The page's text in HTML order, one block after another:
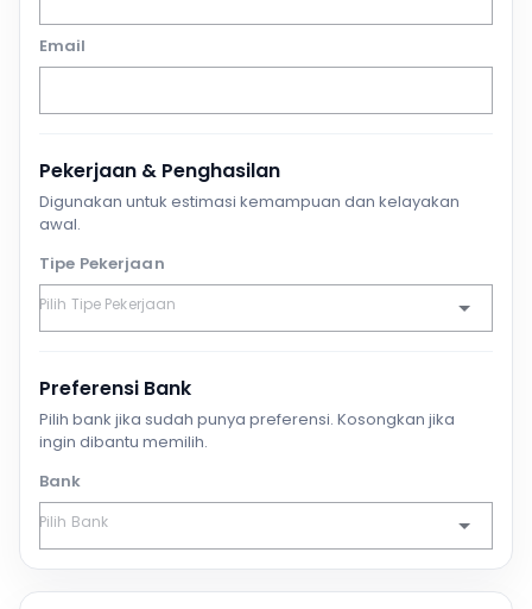
Email
Pekerjaan & Penghasilan
Digunakan untuk estimasi kemampuan dan kelayakan
awal.
Tipe Pekerjaan
Preferensi Bank
Pilih bank jika sudah punya preferensi. Kosongkan jika
ingin dibantu memilih.
Bank